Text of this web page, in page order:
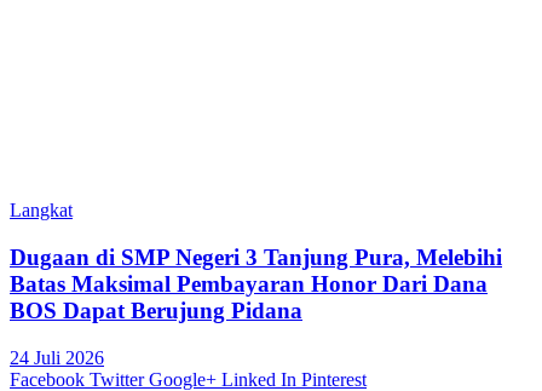
Langkat
Dugaan di SMP Negeri 3 Tanjung Pura, Melebihi
Batas Maksimal Pembayaran Honor Dari Dana
BOS Dapat Berujung Pidana
24 Juli 2026
Facebook Twitter Google+ Linked In Pinterest